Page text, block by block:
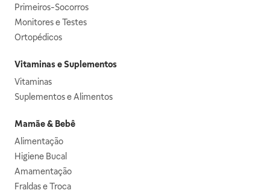
Primeiros-Socorros
Monitores e Testes
Ortopédicos
Vitaminas e Suplementos
Vitaminas
Suplementos e Alimentos
Mamãe & Bebê
Alimentação
Higiene Bucal
Amamentação
Fraldas e Troca